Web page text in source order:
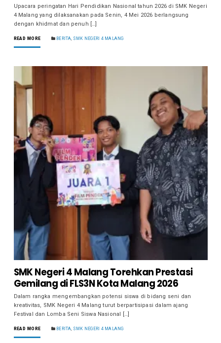
Upacara peringatan Hari Pendidikan Nasional tahun 2026 di SMK Negeri
4 Malang yang dilaksanakan pada Senin, 4 Mei 2026 berlangsung
dengan khidmat dan penuh […]
READ MORE BERITA SMK NEGERI 4 MALANG
SMK Negeri 4 Malang Torehkan Prestasi
Gemilang di FLS3N Kota Malang 2026
Dalam rangka mengembangkan potensi siswa di bidang seni dan
kreativitas, SMK Negeri 4 Malang turut berpartisipasi dalam ajang
Festival dan Lomba Seni Siswa Nasional […]
READ MORE BERITA SMK NEGERI 4 MALANG